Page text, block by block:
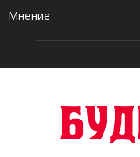
Мнение